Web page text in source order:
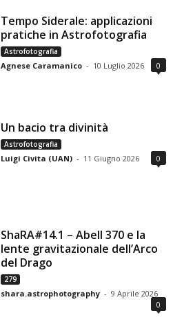
Tempo Siderale: applicazioni
pratiche in Astrofotografia
Astrofotografia
Agnese Caramanico - 10 Luglio 2026 0
Un bacio tra divinità
Astrofotografia
Luigi Civita (UAN) - 11 Giugno 2026 0
ShaRA#14.1 – Abell 370 e la
lente gravitazionale dell’Arco
del Drago
279
shara.astrophotography - 9 Aprile 2026
0